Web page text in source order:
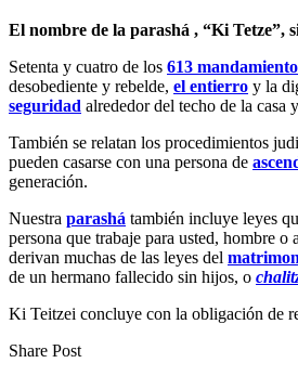
El nombre de la parashá , “Ki Tetze”,
Setenta y cuatro de los 613
desobediente y rebelde, el entierro y la
seguridad alrededor del techo de la casa
También se relatan los procedimientos
pueden casarse con una persona de
generación.
Nuestra parashá también incluye leyes
persona que trabaje para usted, hombre
derivan muchas de las leyes del
de un hermano fallecido sin hijos, o
Ki Teitzei concluye con la obligación de
Share Post